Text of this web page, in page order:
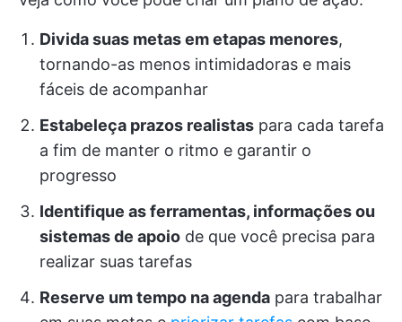
Divida suas metas em etapas menores,
tornando-as menos intimidadoras e mais
fáceis de acompanhar
Estabeleça prazos realistas para cada tarefa
a fim de manter o ritmo e garantir o
progresso
Identifique as ferramentas, informações ou
sistemas de apoio de que você precisa para
realizar suas tarefas
Reserve um tempo na agenda para trabalhar